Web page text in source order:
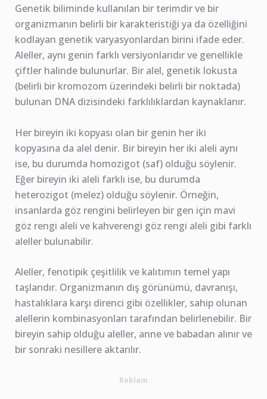
Genetik biliminde kullanılan bir terimdir ve bir
organizmanın belirli bir karakteristiği ya da özelliğini
kodlayan genetik varyasyonlardan birini ifade eder.
Aleller, aynı genin farklı versiyonlarıdır ve genellikle
çiftler halinde bulunurlar. Bir alel, genetik lokusta
(belirli bir kromozom üzerindeki belirli bir noktada)
bulunan DNA dizisindeki farklılıklardan kaynaklanır.
Her bireyin iki kopyası olan bir genin her iki
kopyasına da alel denir. Bir bireyin her iki aleli aynı
ise, bu durumda homozigot (saf) olduğu söylenir.
Eğer bireyin iki aleli farklı ise, bu durumda
heterozigot (melez) olduğu söylenir. Örneğin,
insanlarda göz rengini belirleyen bir gen için mavi
göz rengi aleli ve kahverengi göz rengi aleli gibi farklı
aleller bulunabilir.
Aleller, fenotipik çeşitlilik ve kalıtımın temel yapı
taşlarıdır. Organizmanın dış görünümü, davranışı,
hastalıklara karşı direnci gibi özellikler, sahip olunan
alellerin kombinasyonları tarafından belirlenebilir. Bir
bireyin sahip olduğu aleller, anne ve babadan alınır ve
bir sonraki nesillere aktarılır.
Reklam